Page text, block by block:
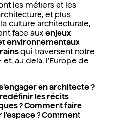
les métiers et les
et plus
culture architecturale,
face aux enjeux
environnementaux
qui traversent notre
au ­delà, l’Europe de
en architecte ?
les récits
? Comment faire
l’espace ? Comment